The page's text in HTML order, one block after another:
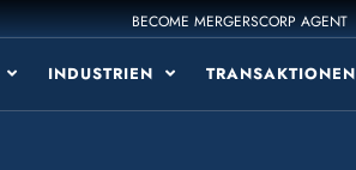
BECOME MERGERSCORP AGENT
INDUSTRIEN TRANSAKTIONEN